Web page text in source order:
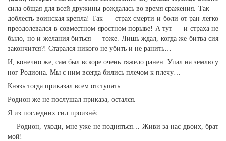
сила общая для всей дружины рождалась во время сражения. Так —
доблесть воинская крепла! Так — страх смерти и боли от ран легко
преодолевался в совместном яростном порыве! А тут — и страха не
было, но и желания биться — тоже. Лишь ждал, когда же битва сия
закончится?! Старался никого не убить и не ранить…
И, конечно же, сам был вскоре очень тяжело ранен. Упал на землю у
ног Родиона. Мы с ним всегда бились плечом к плечу…
Князь тогда приказал всем отступать.
Родион же не послушал приказа, остался.
Я из последних сил произнёс:
— Родион, уходи, мне уже не подняться… Живи за нас двоих, брат
мой!